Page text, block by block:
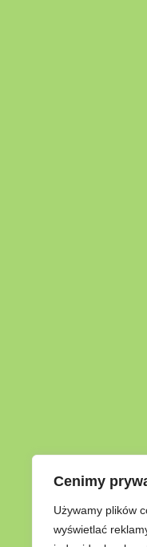
Cenimy
Używamy plików
wyświetlać